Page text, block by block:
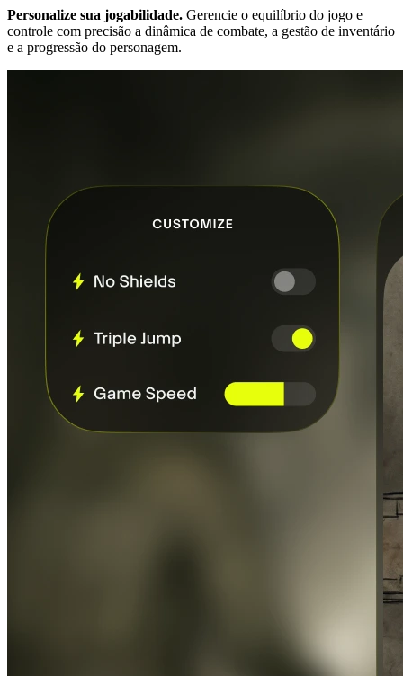
Personalize sua jogabilidade. Gerencie o equilíbrio do jogo e
controle com precisão a dinâmica de combate, a gestão de inventário
e a progressão do personagem.